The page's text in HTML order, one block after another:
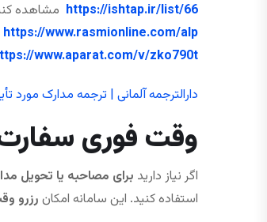
https://ishtap.ir/list/66 مشاهده
https://www.rasmionline.com/alp
www.aparat.com/v/zko790t
دارالترجمه آلمانی | ترجمه مدارک مورد
وقت فوری سفارت
اگر نیاز دارید برای مصاحبه یا تحویل
استفاده کنید. این سامانه امکان رزرو